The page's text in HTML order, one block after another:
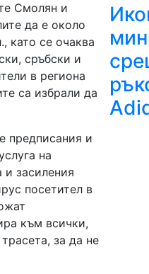
Смолян и
да е около
като се очаква
сръбски и
в региона
са избрали да
предписания и
на
и засиления
посетител в
към всички,
за да не